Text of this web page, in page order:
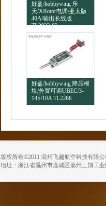
好盈/hobbywing 乐
天/XRotor电调/亚太版
40A/输出长线版
TL2923-02
好盈/hobbywing 降压模
块/外置可调UBEC/3-
14S/10A TL2268
版权所有©2011 温州飞越航空科技有限
地址：浙江省温州市鹿城区蒲州三期工业